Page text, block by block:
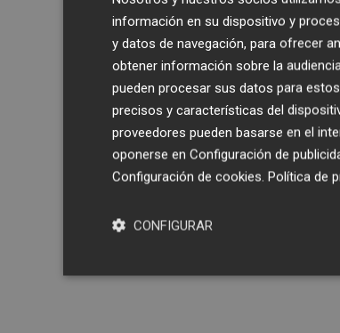
información en su dispositivo y
y datos de navegación, para ofrecer
obtener información sobre la
pueden procesar sus datos para
precisos y características del
proveedores pueden basarse en el
oponerse en Configuración de
Configuración de cookies. Política de
CONFIGURAR